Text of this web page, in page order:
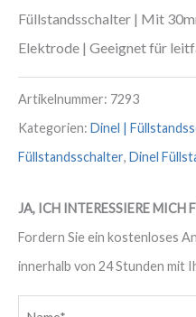
Füllstandsschalter | Mit
Elektrode | Geeignet für
Artikelnummer: 7293
Kategorien: Dinel |
Füllstandsschalter, Dinel
JA, ICH INTERESSIERE MICH
Fordern Sie ein kostenloses
innerhalb von 24 Stunden mit